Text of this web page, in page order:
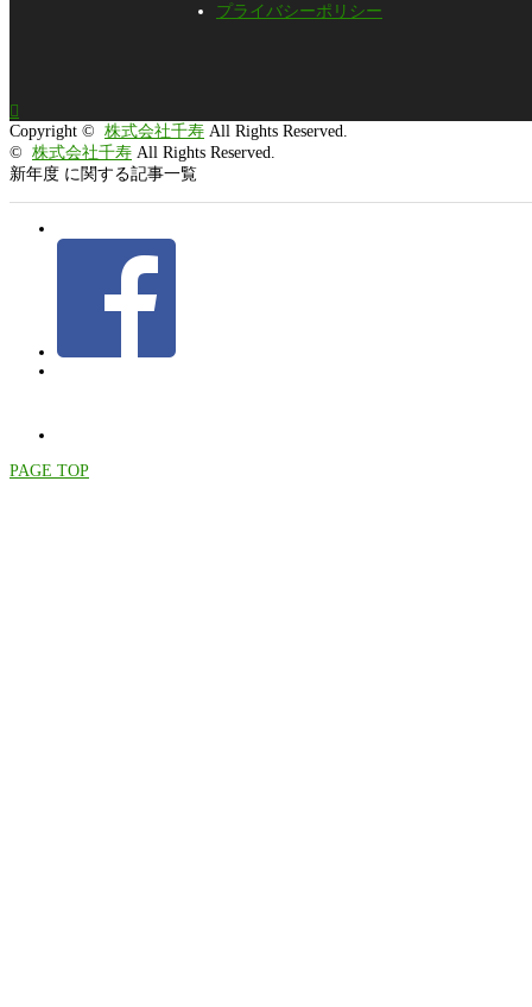
プライバシーポリシー

Copyright © 株式会社千寿 All Rights Reserved.
© 株式会社千寿 All Rights Reserved.
新年度 に関する記事一覧
PAGE TOP